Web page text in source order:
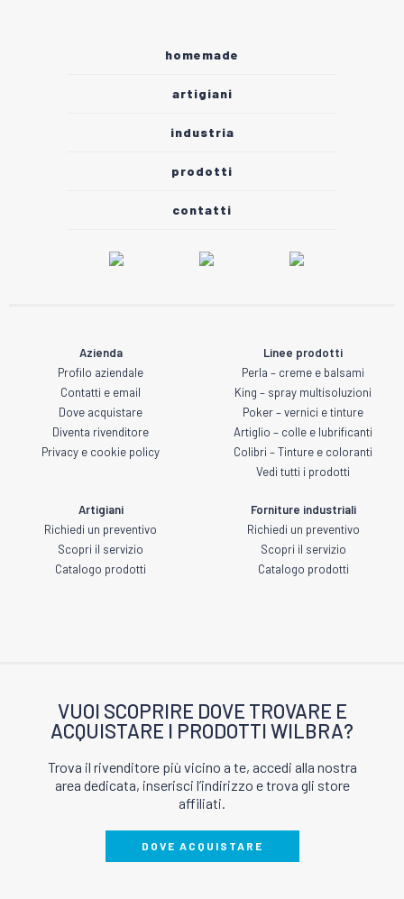
homemade
artigiani
industria
prodotti
contatti
Azienda
Profilo aziendale
Contatti e email
Dove acquistare
Diventa rivenditore
Privacy e cookie policy
Linee prodotti
Perla – creme e balsami
King – spray multisoluzioni
Poker – vernici e tinture
Artiglio – colle e lubrificanti
Colibri – Tinture e coloranti
Vedi tutti i prodotti
Artigiani
Richiedi un preventivo
Scopri il servizio
Catalogo prodotti
Forniture industriali
Richiedi un preventivo
Scopri il servizio
Catalogo prodotti
VUOI SCOPRIRE DOVE TROVARE E
ACQUISTARE I PRODOTTI WILBRA?
Trova il rivenditore più vicino a te, accedi alla nostra
area dedicata, inserisci l’indirizzo e trova gli store
affiliati.
DOVE ACQUISTARE